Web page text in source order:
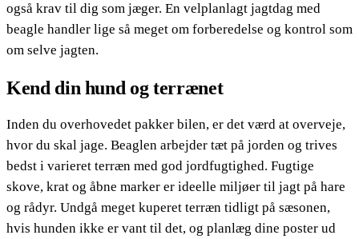
også krav til dig som jæger. En velplanlagt jagtdag med
beagle handler lige så meget om forberedelse og kontrol som
om selve jagten.
Kend din hund og terrænet
Inden du overhovedet pakker bilen, er det værd at overveje,
hvor du skal jage. Beaglen arbejder tæt på jorden og trives
bedst i varieret terræn med god jordfugtighed. Fugtige
skove, krat og åbne marker er ideelle miljøer til jagt på hare
og rådyr. Undgå meget kuperet terræn tidligt på sæsonen,
hvis hunden ikke er vant til det, og planlæg dine poster ud